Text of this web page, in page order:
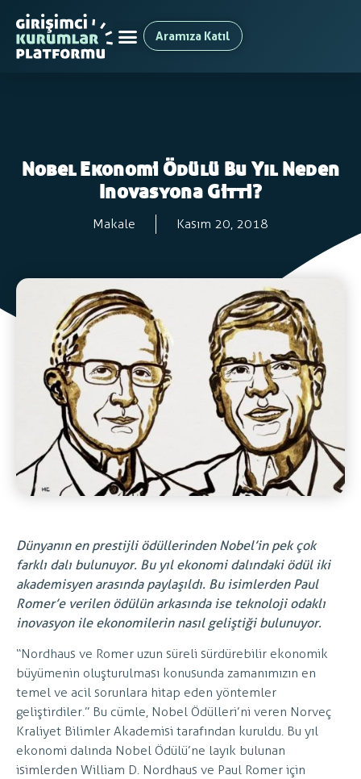
Aramıza Katıl
Nobel Ekonomi Ödülü Bu Yıl Neden
Inovasyona Gitti?
Makale Kasım 20, 2018
Dünyanın en prestijli ödüllerinden Nobel’in pek çok
farklı dalı bulunuyor. Bu yıl ekonomi dalındaki ödül iki
akademisyen arasında paylaşıldı. Bu isimlerden Paul
Romer’e verilen ödülün arkasında ise teknoloji odaklı
inovasyon ile ekonomilerin nasıl geliştiği bulunuyor.
“Nordhaus ve Romer uzun süreli sürdürebilir ekonomik
büyümenin oluşturulması konusunda zamanımızın en
temel ve acil sorunlara hitap eden yöntemler
geliştirdiler.” Bu cümle, Nobel Ödülleri’ni veren Norveç
Kraliyet Bilimler Akademisi tarafından kuruldu. Bu yıl
ekonomi dalında Nobel Ödülü’ne layık bulunan
isimlerden William D. Nordhaus ve Paul Romer için